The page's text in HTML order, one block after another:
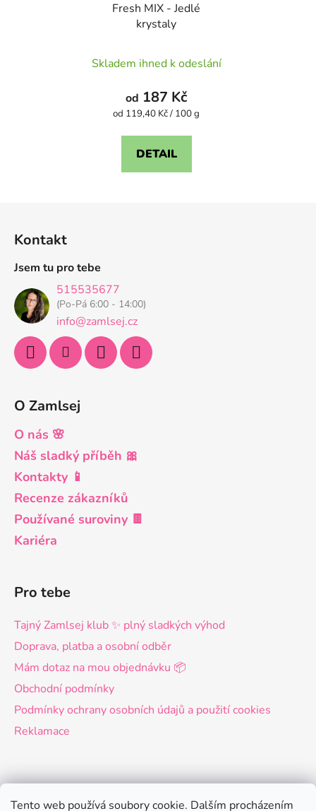
Tento web používá soubory cookie. Dalším procházením
Fresh MIX - Jedlé
krystaly
hodnocení
produktu
je
z
Skladem ihned k odeslání
od 187 Kč
Měrná
od 119,40 Kč / 100 g
DETAIL
Kontakt
Jsem tu pro tebe
515535677
(Po-Pá 6:00 - 14:00)
info@zamlsej.cz
O Zamlsej
O nás 🌸
Náš sladký příběh 🎀
Kontakty 📱
Recenze zákazníků
Používané suroviny 🍫
Kariéra
Pro tebe
Tajný Zamlsej klub ✨ plný sladkých výhod
Doprava, platba a osobní odběr
Mám dotaz na mou objednávku 📦
Obchodní podmínky
Podmínky ochrany osobních údajů a použití cookies
Reklamace